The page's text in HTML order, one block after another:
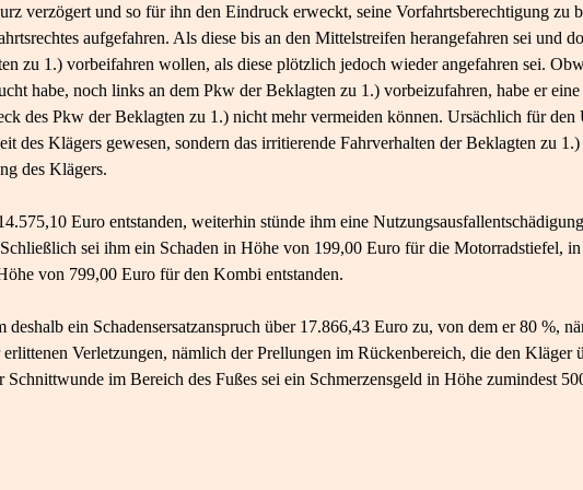
verzögert und so für ihn den Eindruck erweckt, seine Vorfahrtsberechtigung zu
aufgefahren. Als diese bis an den Mittelstreifen herangefahren sei und
zu 1.) vorbeifahren wollen, als diese plötzlich jedoch wieder angefahren sei.
habe, noch links an dem Pkw der Beklagten zu 1.) vorbeizufahren, habe er eine
des Pkw der Beklagten zu 1.) nicht mehr vermeiden können. Ursächlich für den
des Klägers gewesen, sondern das irritierende Fahrverhalten der Beklagten zu 1.)
des Klägers.
Euro entstanden, weiterhin stünde ihm eine
sei ihm ein Schaden in Höhe von 199,00 Euro für die Motorradstiefel,
von 799,00 Euro für den Kombi entstanden.
ein Schadensersatzanspruch über 17.866,43 Euro zu, von dem er 80 %,
Verletzungen, nämlich der Prellungen im Rückenbereich, die den Kläger
Schnittwunde im Bereich des Fußes sei ein Schmerzensgeld in Höhe zumindest